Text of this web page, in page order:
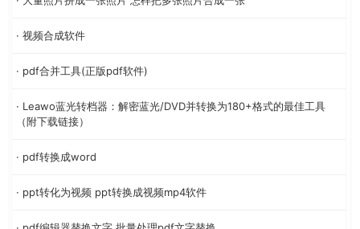
· 视频合成软件
· pdf合并工具(正版pdf软件)
· Leawo蓝光转档器：解密蓝光/DVD并转换为180+格式的最佳工具
（附下载链接）
· pdf转换成word
· ppt转化为视频 ppt转换成视频mp4软件